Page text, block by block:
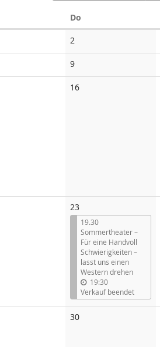
Do
2
Veranstaltungen
9Keine
Veranstaltungen
16Keine
23
19.30
Sommertheater –
Für eine Handvoll
Schwierigkeiten –
lasst uns einen
Western drehen
19:30
Verkauf beendet
30Keine